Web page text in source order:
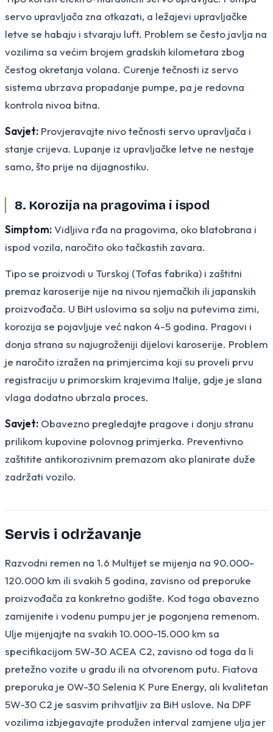
servo upravljača zna otkazati, a ležajevi upravljačke
letve se habaju i stvaraju luft. Problem se često javlja na
vozilima sa većim brojem gradskih kilometara zbog
čestog okretanja volana. Curenje tečnosti iz servo
sistema ubrzava propadanje pumpe, pa je redovna
kontrola nivoa bitna.
Savjet: Provjeravajte nivo tečnosti servo upravljača i
stanje crijeva. Lupanje iz upravljačke letve ne nestaje
samo, što prije na dijagnostiku.
8. Korozija na pragovima i ispod
Simptom:Vidljiva rđa na pragovima, oko blatobrana i
ispod vozila, naročito oko tačkastih zavara.
Tipo se proizvodi u Turskoj (Tofas fabrika) i zaštitni
premaz karoserije nije na nivou njemačkih ili japanskih
proizvođača. U BiH uslovima sa solju na putevima zimi,
korozija se pojavljuje već nakon 4-5 godina. Pragovi i
donja strana su najugroženiji dijelovi karoserije. Problem
je naročito izražen na primjercima koji su proveli prvu
registraciju u primorskim krajevima Italije, gdje je slana
vlaga dodatno ubrzala proces.
Savjet: Obavezno pregledajte pragove i donju stranu
prilikom kupovine polovnog primjerka. Preventivno
zaštitite antikorozivnim premazom ako planirate duže
zadržati vozilo.
Servis i održavanje
Razvodni remen na 1.6 Multijet se mijenja na 90.000-
120.000 km ili svakih 5 godina, zavisno od preporuke
proizvođača za konkretno godište. Kod toga obavezno
zamijenite i vodenu pumpu jer je pogonjena remenom.
Ulje mijenjajte na svakih 10.000-15.000 km sa
specifikacijom 5W-30 ACEA C2, zavisno od toga da li
pretežno vozite u gradu ili na otvorenom putu. Fiatova
preporuka je 0W-30 Selenia K Pure Energy, ali kvalitetan
5W-30 C2 je sasvim prihvatljiv za BiH uslove. Na DPF
vozilima izbjegavajte produžen interval zamjene ulja jer